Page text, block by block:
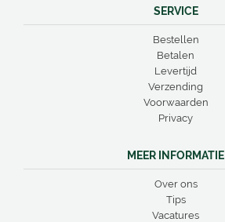
SERVICE
Bestellen
Betalen
Levertijd
Verzending
Voorwaarden
Privacy
MEER INFORMATIE
Over ons
Tips
Vacatures